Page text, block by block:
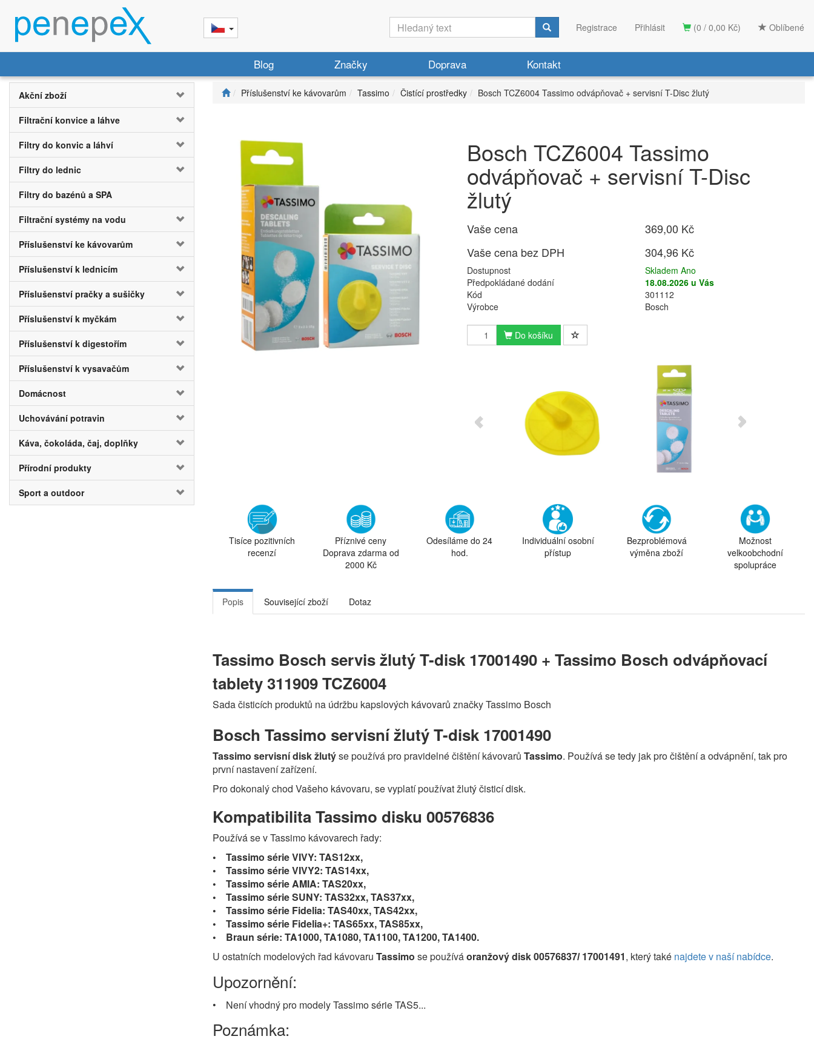
(0 / 0,00 Kč) Oblíbené
Registrace Přihlásit
Blog Značky Doprava Kontakt
Akční zboží
Filtrační konvice a láhve
Filtry do konvic a láhví
Filtry do lednic
Filtry do bazénů a SPA
Filtrační systémy na vodu
Příslušenství ke kávovarům
Příslušenství k lednicím
Příslušenství pračky a sušičky
Příslušenství k myčkám
Příslušenství k digestořím
Příslušenství k vysavačům
Domácnost
Uchovávání potravin
Káva, čokoláda, čaj, doplňky
Přírodní produkty
Sport a outdoor
Příslušenství ke kávovarům Tassimo Čistící prostředky Bosch TCZ6004 Tassimo odvápňovač + servisní T-Disc žlutý
Bosch TCZ6004 Tassimo
odvápňovač + servisní T-Disc
žlutý
Vaše cena
369,00 Kč
Vaše cena bez DPH
304,96 Kč
Dostupnost
Skladem Ano
Předpokládané dodání
18.08.2026 u Vás
Kód
301112
Výrobce
Bosch
Do košíku
Tisíce pozitivních
recenzí
Příznivé ceny
Doprava zdarma od
2000 Kč
Odesíláme do 24
hod.
Individuální osobní
přístup
Bezproblémová
výměna zboží
Možnost
velkoobchodní
spolupráce
Popis Související zboží Dotaz
Tassimo Bosch servis žlutý T-disk 17001490 + Tassimo Bosch odvápňovací
tablety 311909 TCZ6004
Sada čisticích produktů na údržbu kapslových kávovarů značky Tassimo Bosch
Bosch Tassimo servisní žlutý T-disk 17001490
Tassimo servisní disk žlutýse používá pro pravidelné čištění kávovarů Tassimo. Používá se tedy jak pro čištění a odvápnění, tak pro
první nastavení zařízení.
Pro dokonalý chod Vašeho kávovaru, se vyplatí používat žlutý čisticí disk.
Kompatibilita Tassimo disku 00576836
Používá se v Tassimo kávovarech řady:
• Tassimo série VIVY: TAS12xx,
• Tassimo série VIVY2: TAS14xx,
• Tassimo série AMIA: TAS20xx,
• Tassimo série SUNY: TAS32xx, TAS37xx,
• Tassimo série Fidelia: TAS40xx, TAS42xx,
• Tassimo série Fidelia+: TAS65xx, TAS85xx,
• Braun série: TA1000, TA1080, TA1100, TA1200, TA1400.
U ostatních modelových řad kávovaru Tassimo se používáoranžový disk 00576837/ 17001491, který také najdete v naší nabídce.
Upozornění:
• Není vhodný pro modely Tassimo série TAS5...
Poznámka: